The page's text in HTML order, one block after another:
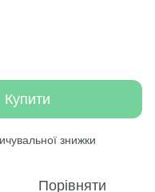
Купити
знижки
Порівняти